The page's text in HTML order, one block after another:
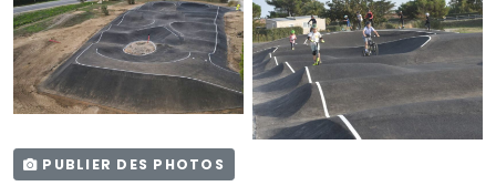
PUBLIER DES PHOTOS